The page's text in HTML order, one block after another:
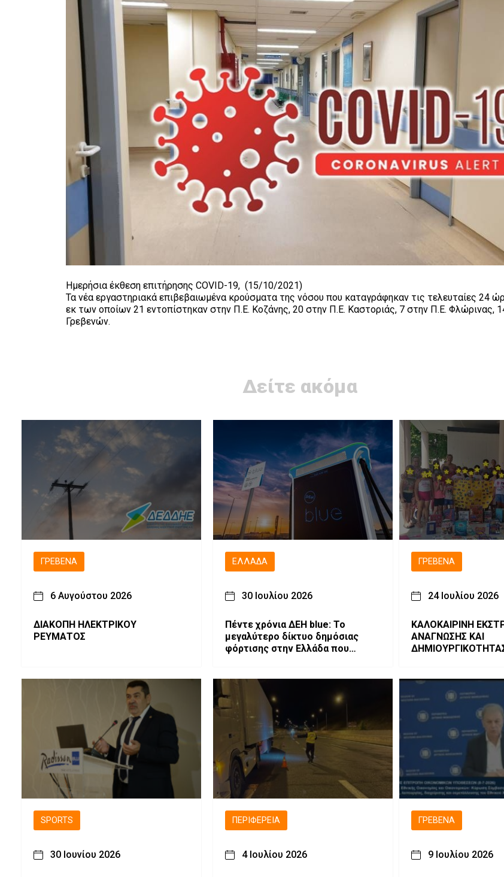
Ημερήσια έκθεση επιτήρησης COVID-19, (15/10/2021)
Τα νέα εργαστηριακά επιβεβαιωμένα κρούσματα της νόσου που καταγράφηκαν τις τελευταίες 24
εκ των οποίων 21 εντοπίστηκαν στην Π.Ε. Κοζάνης, 20 στην Π.Ε. Καστοριάς, 7 στην Π.Ε. Φλώρινας,
Γρεβενών.
Δείτε ακόμα
ΓΡΕΒΕΝΆ
6 Αυγούστου 2026
ΔΙΑΚΟΠΗ ΗΛΕΚΤΡΙΚΟΥ
ΡΕΥΜΑΤΟΣ
ΕΛΛΆΔΑ
30 Ιουλίου 2026
Πέντε χρόνια ΔΕΗ blue: Το
μεγαλύτερο δίκτυο δημόσιας
φόρτισης στην Ελλάδα που
ΓΡΕΒΕΝΆ
24 Ιουλίου 2026
ΚΑΛΟΚΑΙΡΙΝΗ
ΑΝΑΓΝΩΣΗΣ ΚΑΙ
ΔΗΜΙΟΥΡΓΙΚΟΤΗΤΑΣ
SPORTS
30 Ιουνίου 2026
ΠΕΡΙΦΈΡΕΙΑ
4 Ιουλίου 2026
ΓΡΕΒΕΝΆ
9 Ιουλίου 2026